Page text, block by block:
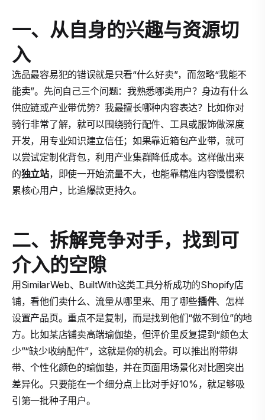
一、从自身的兴趣与资源切
入
选品最容易犯的错误就是只看“什么好卖”，而忽略“我能不
能卖”。先问自己三个问题：我熟悉哪类用户？身边有什么
供应链或产业带优势？我最擅长哪种内容表达？比如你对
骑行非常了解，就可以围绕骑行配件、工具或服饰做深度
开发，用专业知识建立信任；如果靠近箱包产业带，就可
以尝试定制化背包，利用产业集群降低成本。这样做出来
的独立站，即使一开始流量不大，也能靠精准内容慢慢积
累核心用户，比追爆款更持久。
二、拆解竞争对手，找到可
介入的空隙
用SimilarWeb、BuiltWith这类工具分析成功的Shopify店
铺，看他们卖什么、流量从哪里来、用了哪些插件、怎样
设置产品页。重点不是复制，而是找到他们“做不到位”的地
方。比如某店铺卖高端瑜伽垫，但评价里反复提到“颜色太
少”“缺少收纳配件”，这就是你的机会。可以推出附带绑
带、个性化颜色的瑜伽垫，并在页面用场景化对比图突出
差异化。只要能在一个细分点上比对手好10%，就足够吸
引第一批种子用户。